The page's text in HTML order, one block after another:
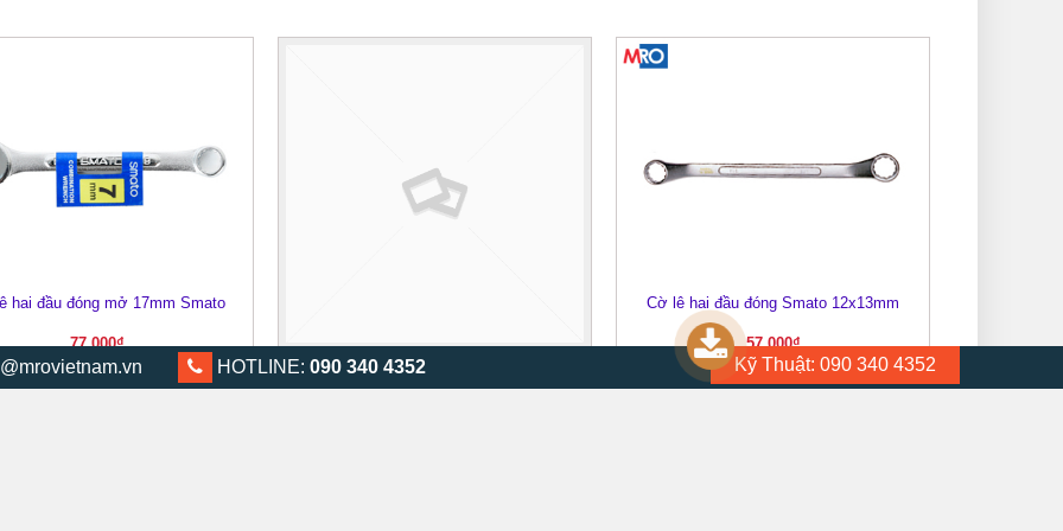
XEM NHANH
hai đầu đóng mở 17mm Smato
77.000₫
XEM NHANH
Cờ lê hai đầu đóng mở 13mm Smato
XEM NHANH
Cờ lê hai đầu đóng Smato 12x13mm
57.000₫
HOTLINE: 090 340 4352 Kỹ Thuật: 090 340 4352
0903 404 352